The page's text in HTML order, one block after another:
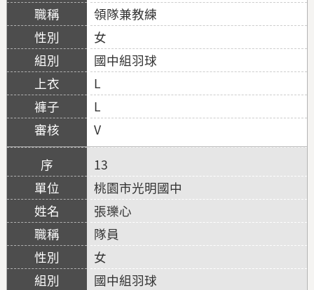
領隊兼教練
女
國中組羽球
L
L
V
13
桃園市光明國中
張瓅心
隊員
女
國中組羽球